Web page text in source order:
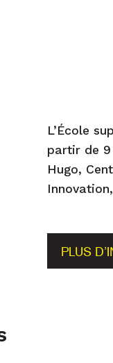
L’École
partir de 9
Hugo,
PLUS